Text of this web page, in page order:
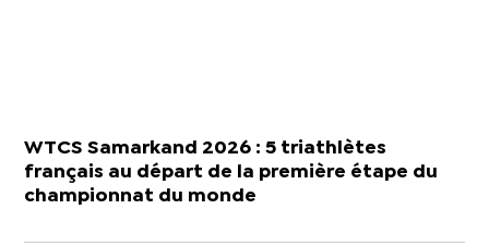
WTCS Samarkand 2026 : 5 triathlètes
français au départ de la première étape du
championnat du monde